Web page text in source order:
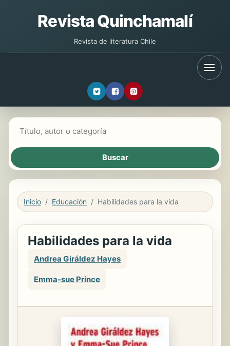
Revista Quinchamalí
Revista de literatura Chile
Inicio Educación Habilidades para la vida
Habilidades para la vida
Andrea Giráldez Hayes
Emma-sue Prince